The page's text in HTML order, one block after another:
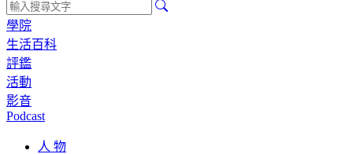
學院
生活百科
評鑑
活動
影音
Podcast
人 物